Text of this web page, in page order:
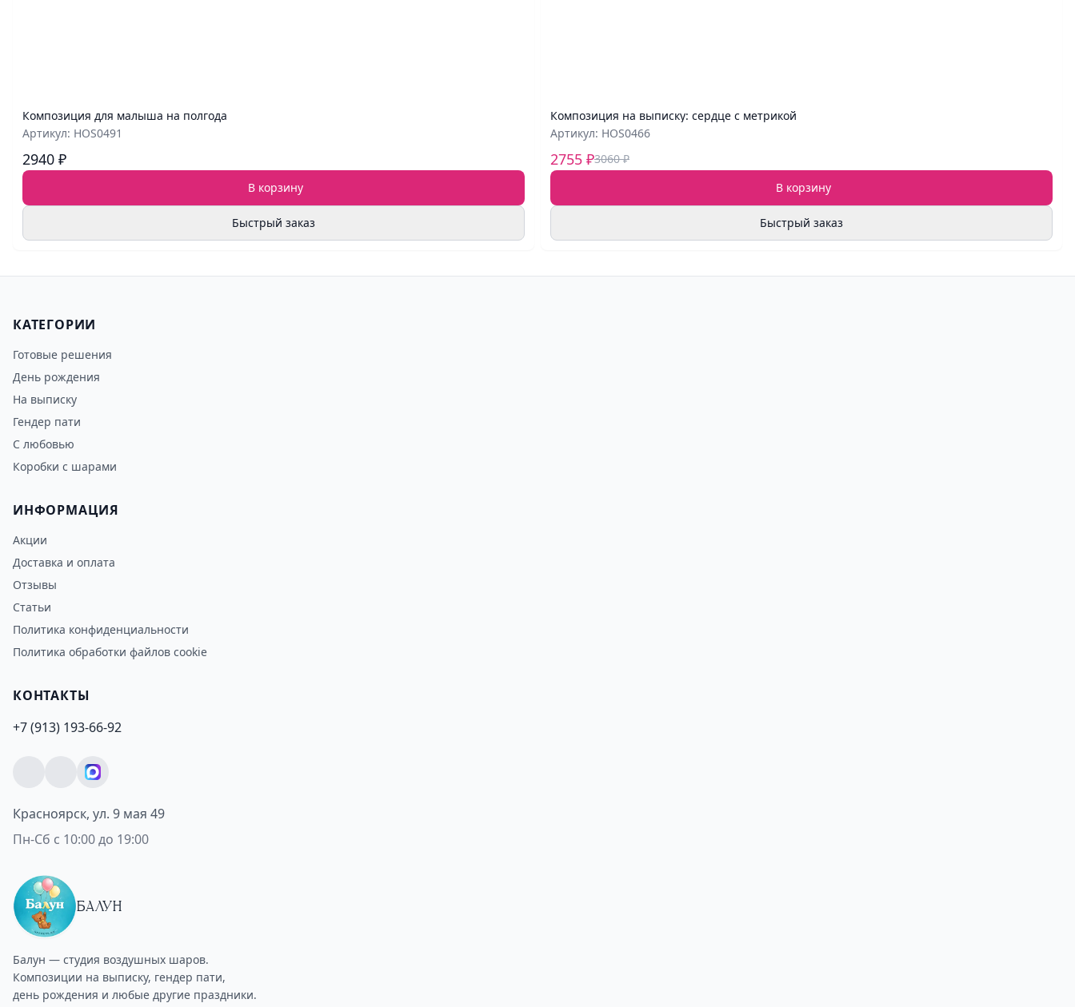
Композиция для малыша на полгода
Артикул: HOS0491
2940 ₽
В корзину
Быстрый заказ
Композиция на выписку: сердце с метрикой
Артикул: HOS0466
2755 ₽3060 ₽
В корзину
Быстрый заказ
КАТЕГОРИИ
Готовые решения
День рождения
На выписку
Гендер пати
С любовью
Коробки с шарами
ИНФОРМАЦИЯ
Акции
Доставка и оплата
Отзывы
Статьи
Политика конфиденциальности
Политика обработки файлов cookie
КОНТАКТЫ
+7 (913) 193-66-92
Красноярск, ул. 9 мая 49
Пн-Сб с 10:00 до 19:00
БАЛУН
Балун — студия воздушных шаров.
Композиции на выписку, гендер пати,
день рождения и любые другие праздники.